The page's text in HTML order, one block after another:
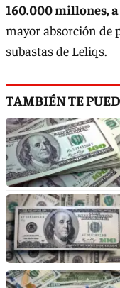
160.000 millones, a
mayor absorción de
subastas de Leliqs.
TAMBIÉN TE